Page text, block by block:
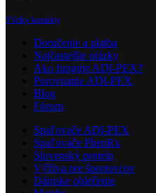
Všetky kontakty
Doručenie a platba
Najčastejšie otázky
Ako funguje ADI-PEX?
Porovnanie ADI-PEX
Blog
Fórum
Spaľovače ADI-PEX
Spaľovače PhenRx
Slovenský proteín
Výživa pre športovcov
Dámske oblečenie